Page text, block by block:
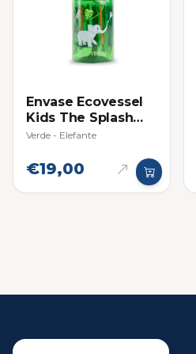
Envase Ecovessel
Kids The Splash
12oz (354ml)
Verde - Elefante
€19,00